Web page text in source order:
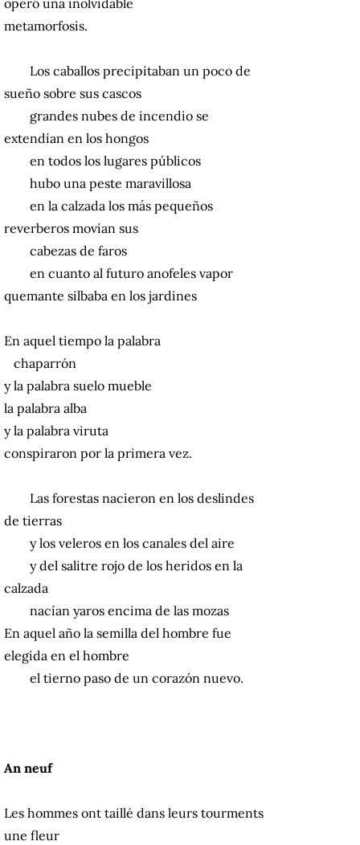
operó una inolvidable
metamorfosis.
Los caballos precipitaban un poco de
sueño sobre sus cascos
grandes nubes de incendio se
extendían en los hongos
en todos los lugares públicos
hubo una peste maravillosa
en la calzada los más pequeños
reverberos movían sus
cabezas de faros
en cuanto al futuro anofeles vapor
quemante silbaba en los jardines
En aquel tiempo la palabra
chaparrón
y la palabra suelo mueble
la palabra alba
y la palabra viruta
conspiraron por la primera vez.
Las forestas nacieron en los deslindes
de tierras
y los veleros en los canales del aire
y del salitre rojo de los heridos en la
calzada
nacían yaros encima de las mozas
En aquel año la semilla del hombre fue
elegida en el hombre
el tierno paso de un corazón nuevo.
An neuf
Les hommes ont taillé dans leurs tourments
une fleur